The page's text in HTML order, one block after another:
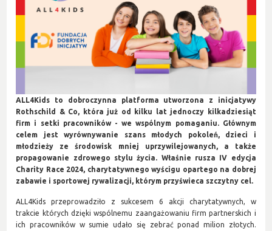
ALL4Kids to dobroczynna platforma utworzona z inicjatywy
Rothschild & Co, która już od kilku lat jednoczy kilkadziesiąt
firm i setki pracowników - we wspólnym pomaganiu. Głównym
celem jest wyrównywanie szans młodych pokoleń, dzieci i
młodzieży ze środowisk mniej uprzywilejowanych, a także
propagowanie zdrowego stylu życia. Właśnie rusza IV edycja
Charity Race 2024, charytatywnego wyścigu opartego na dobrej
zabawie i sportowej rywalizacji, którym przyświeca szczytny cel.
ALL4Kids przeprowadziło z sukcesem 6 akcji charytatywnych, w
trakcie których dzięki wspólnemu zaangażowaniu firm partnerskich i
ich pracowników w sumie udało się zebrać ponad milion złotych.